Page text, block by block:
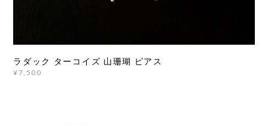
ラダック ターコイズ 山珊瑚 ピアス
¥7,500